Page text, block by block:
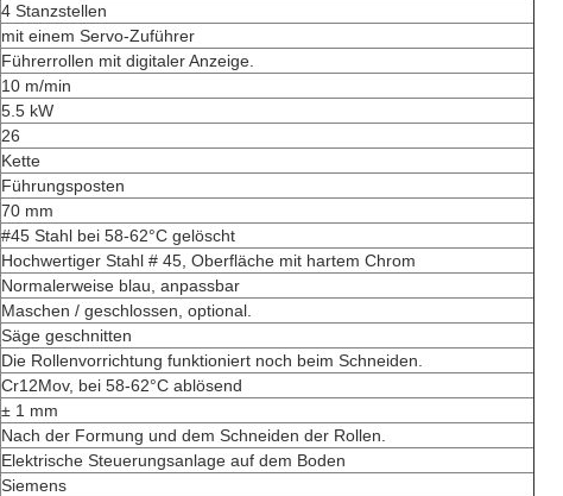
4 Stanzstellen
mit einem Servo-Zuführer
Führerrollen mit digitaler Anzeige.
10 m/min
5.5 kW
26
Kette
Führungsposten
70 mm
#45 Stahl bei 58-62°C gelöscht
Hochwertiger Stahl # 45, Oberfläche mit hartem Chrom
Normalerweise blau, anpassbar
Maschen / geschlossen, optional.
Säge geschnitten
Die Rollenvorrichtung funktioniert noch beim Schneiden.
Cr12Mov, bei 58-62°C ablösend
± 1 mm
Nach der Formung und dem Schneiden der Rollen.
Elektrische Steuerungsanlage auf dem Boden
Siemens